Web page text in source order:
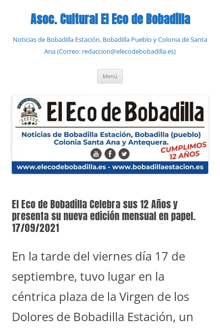
contenidoAsoc. Cultural El Eco de Bobadilla
Noticias de Bobadilla Estación, Bobadilla Pueblo y Colonia de Santa
Ana (Correo: redaccion@elecodebobadilla.es)
Menú
El Eco de Bobadilla Celebra sus 12 Años y
presenta su nueva edición mensual en papel.
17/09/2021
En la tarde del viernes día 17 de
septiembre, tuvo lugar en la
céntrica plaza de la Virgen de los
Dolores de Bobadilla Estación, un